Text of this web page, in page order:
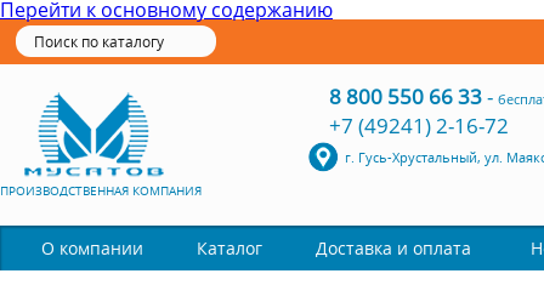
Перейти к основному содержанию
ПРОИЗВОДСТВЕННАЯ КОМПАНИЯ
8 800 550 66 33-
+7 (49241) 2-16-72
г. Гусь-Хрустальный, ул.
О компании Каталог Доставка и оплата